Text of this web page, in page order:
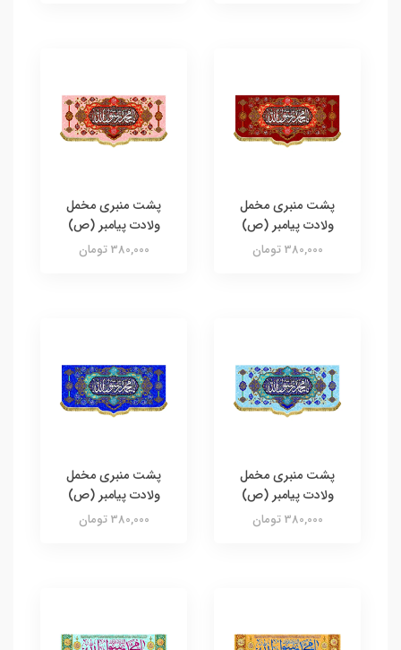
پشت منبری مخمل
ولادت پیامبر (ص)
380,000 تومان
پشت منبری مخمل
ولادت پیامبر (ص)
380,000 تومان
پشت منبری مخمل
ولادت پیامبر (ص)
380,000 تومان
پشت منبری مخمل
ولادت پیامبر (ص)
380,000 تومان